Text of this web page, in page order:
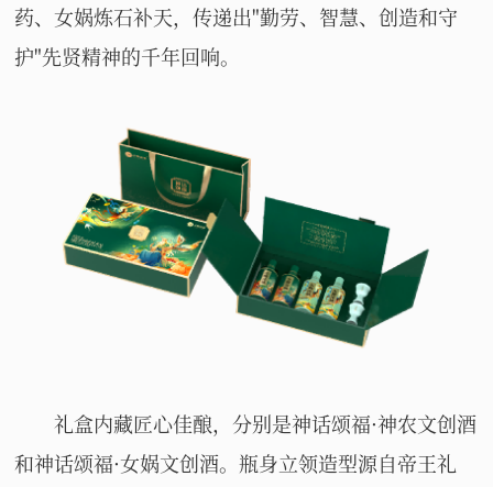
药、女娲炼石补天，传递出"勤劳、智慧、创造和守
护"先贤精神的千年回响。
礼盒内藏匠心佳酿，分别是神话颂福·神农文创酒
和神话颂福·女娲文创酒。瓶身立领造型源自帝王礼